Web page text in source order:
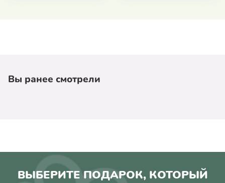
Вы ранее смотрели
ВЫБЕРИТЕ ПОДАРОК, КОТОРЫЙ